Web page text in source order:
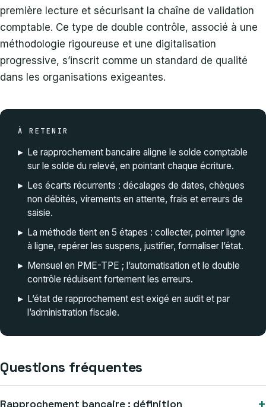
première lecture et sécurisant la chaîne de validation
comptable. Ce type de double contrôle, associé à une
méthodologie rigoureuse et une digitalisation
progressive, s’inscrit comme un standard de qualité
dans les organisations exigeantes.
À RETENIR
▸ Le rapprochement bancaire aligne le solde comptable
sur le solde du relevé, en pointant chaque écriture.
▸ Les écarts récurrents : décalages de dates, chèques
non débités, virements en attente, frais et erreurs de
saisie.
▸ La méthode tient en 5 étapes : collecter, pointer ligne
à ligne, repérer les suspens, justifier, formaliser l’état.
▸ Mensuel en PME-TPE ; l’automatisation et le double
contrôle réduisent fortement les erreurs.
▸ L’état de rapprochement est exigé en audit et par
l’administration fiscale.
Questions fréquentes
Rapprochement bancaire : définition